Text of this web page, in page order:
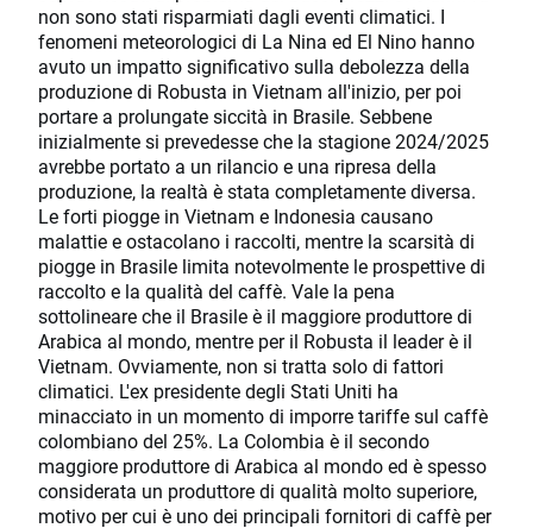
non sono stati risparmiati dagli eventi climatici. I
fenomeni meteorologici di La Nina ed El Nino hanno
avuto un impatto significativo sulla debolezza della
produzione di Robusta in Vietnam all'inizio, per poi
portare a prolungate siccità in Brasile. Sebbene
inizialmente si prevedesse che la stagione 2024/2025
avrebbe portato a un rilancio e una ripresa della
produzione, la realtà è stata completamente diversa.
Le forti piogge in Vietnam e Indonesia causano
malattie e ostacolano i raccolti, mentre la scarsità di
piogge in Brasile limita notevolmente le prospettive di
raccolto e la qualità del caffè. Vale la pena
sottolineare che il Brasile è il maggiore produttore di
Arabica al mondo, mentre per il Robusta il leader è il
Vietnam. Ovviamente, non si tratta solo di fattori
climatici. L'ex presidente degli Stati Uniti ha
minacciato in un momento di imporre tariffe sul caffè
colombiano del 25%. La Colombia è il secondo
maggiore produttore di Arabica al mondo ed è spesso
considerata un produttore di qualità molto superiore,
motivo per cui è uno dei principali fornitori di caffè per